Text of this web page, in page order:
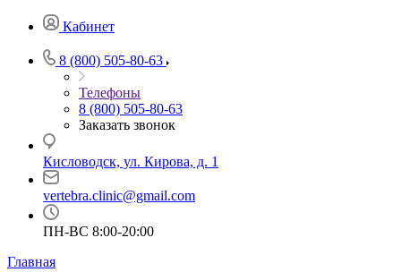
Кабинет
8 (800) 505-80-63
Телефоны
8 (800) 505-80-63
Заказать звонок
Кисловодск, ул. Кирова, д. 1
vertebra.clinic@gmail.com
ПН-ВС 8:00-20:00
Главная